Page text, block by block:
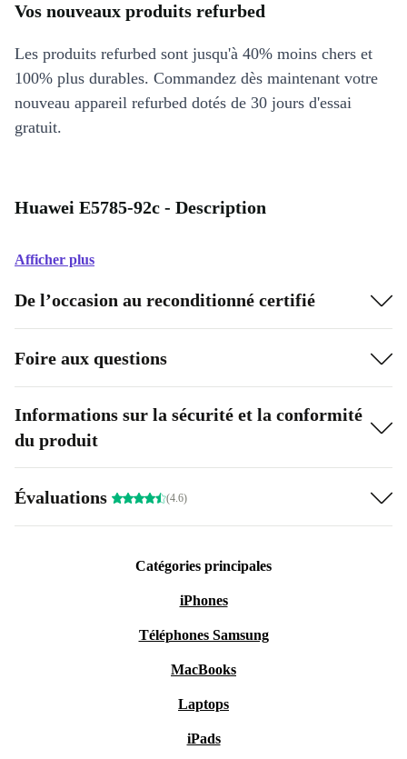
Vos nouveaux produits refurbed
Les produits refurbed sont jusqu'à 40% moins chers et
100% plus durables. Commandez dès maintenant votre
nouveau appareil refurbed dotés de 30 jours d'essai
gratuit.
Huawei E5785-92c - Description
Afficher plus
De l’occasion au reconditionné certifié
Foire aux questions
Informations sur la sécurité et la conformité
du produit
Évaluations (4.6)
Catégories principales
iPhones
Téléphones Samsung
MacBooks
Laptops
iPads